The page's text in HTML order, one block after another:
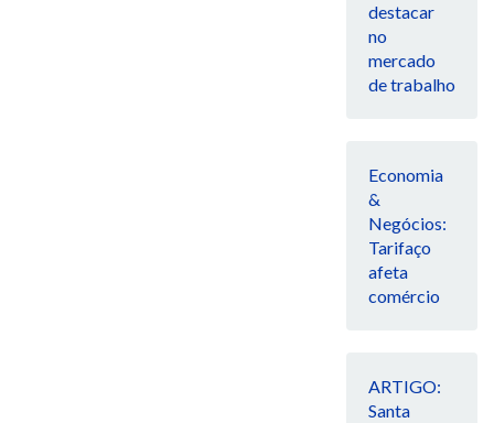
destacar
no
mercado
de trabalho
Economia
&
Negócios:
Tarifaço
afeta
comércio
ARTIGO:
Santa